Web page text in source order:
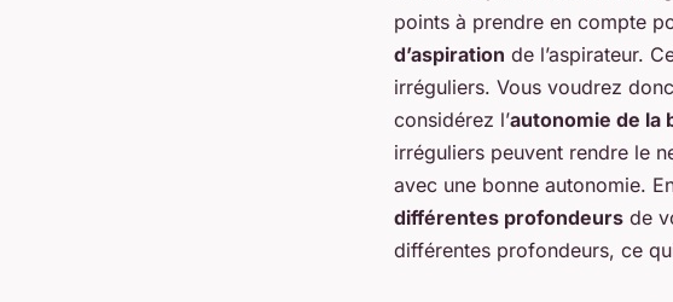
points à prendre en compte
d’aspiration de l’aspirateur.
irréguliers. Vous voudrez
considérez l’autonomie de la
irréguliers peuvent rendre le
avec une bonne autonomie.
différentes profondeurs de
différentes profondeurs, ce